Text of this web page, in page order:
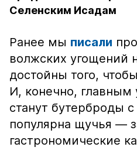
Селенским Исадам
Ранее мы писали
волжских угощений
достойны того,
И, конечно, главным
станут бутерброды
популярна щучья —
гастрономические